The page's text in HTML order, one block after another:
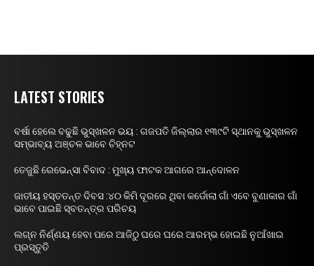
LATEST STORIES
ବର୍ଷା ହେଲେ ବଢୁଛି ଭୁସ୍ଖଳନ ଭୟ : ଗଜପତି ଜିଲ୍ଲାର ୧୩୯ଟି ସ୍ଥାନକୁ ଭୁସ୍ଖଳନ
ସମ୍ଭାବ୍ୟ ଅଞ୍ଚଳ ଭାବେ ଚିହ୍ନଟ
ତେଜୁଛି ରେଭେନ୍ସା ବିବାଦ : ମୁଖ୍ୟ ଫାଟକ ଆଗରେ ଆନ୍ଦୋଳନ
ଜାତୀୟ ହସ୍ତତନ୍ତ ଦିବସ :୪୦ କିମି ଦୂରରେ ଥିବା କର୍ଡୋଲା ଗାଁ ଏବେ ବୁଣାକାର ଗାଁ
ଭାବେ ପାଇଛି ସ୍ବତନ୍ତ୍ର ପରିଚୟ
ଲଗ୍ନ ନିର୍ଣ୍ଣୟ ହେବା ପରେ ଆଜିଠୁ ଘରେ ଘରେ ଆରମ୍ଭ ହୋଇଛି ନୁଆଁଖାଇ
ପ୍ରସ୍ତୁତି